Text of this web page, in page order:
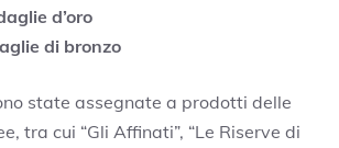
d’oro
di bronzo
state assegnate a prodotti delle
tra cui “Gli Affinati”, “Le Riserve di